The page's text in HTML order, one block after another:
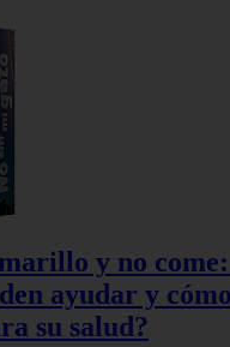
y no
ayudar y
su salud?